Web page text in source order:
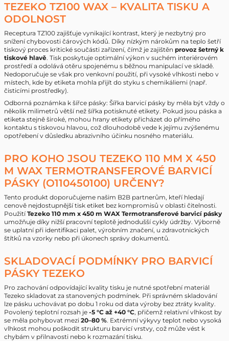
TEZEKO TZ100 WAX – KVALITA TISKU A
ODOLNOST
Receptura TZ100 zajišťuje vynikající kontrast, který je nezbytný pro
snížení chybovosti čárových kódů. Díky nízkým nárokům na teplo šetří
tiskový proces kritické součásti zařízení, čímž je zajištěn provoz šetrný k
tiskové hlavě. Tisk poskytuje optimální výkon v suchém interiérovém
prostředí a odolává otěru spojenému s běžnou manipulací ve skladě.
Nedoporučuje se však pro venkovní použití, při vysoké vlhkosti nebo v
místech, kde by etiketa mohla přijít do styku s chemikáliemi (např.
čisticími prostředky).
Odborná poznámka k šířce pásky: Šířka barvicí pásky by měla být vždy o
několik milimetrů větší než šířka potisknuté etikety. Pokud jsou páska a
etiketa stejně široké, mohou hrany etikety přicházet do přímého
kontaktu s tiskovou hlavou, což dlouhodobě vede k jejímu zvýšenému
opotřebení v důsledku abrazivního účinku nosného materiálu.
PRO KOHO JSOU TEZEKO 110 MM X 450
M WAX TERMOTRANSFEROVÉ BARVICÍ
PÁSKY (O110450100) URČENY?
Tento produkt doporučujeme našim B2B partnerům, kteří hledají
cenově nejdostupnější tisk etiket bez kompromisů v oblasti čitelnosti.
PoužitíTezeko 110 mm x 450 m WAX Termotransferové barvicí pásky
umožňuje díky nižší pracovní teplotě jednodušší cykly údržby. Výborně
se uplatní při identifikaci palet, výrobním značení, u zdravotnických
štítků na vzorky nebo při úkonech správy dokumentů.
SKLADOVACÍ PODMÍNKY PRO BARVICÍ
PÁSKY TEZEKO
Pro zachování odpovídající kvality tisku je nutné spotřební materiál
Tezeko skladovat za stanovených podmínek. Při správném skladování
lze pásku uchovávat po dobu 1 roku od data výroby bez ztráty kvality.
Povolený teplotní rozsah je -5 °C až +40 °C, přičemž relativní vlhkost by
se měla pohybovat mezi 20–80 %. Extrémní výkyvy teplot nebo vysoká
vlhkost mohou poškodit strukturu barvicí vrstvy, což může vést k
chybám v přilnavosti nebo k rozmazání tisku.